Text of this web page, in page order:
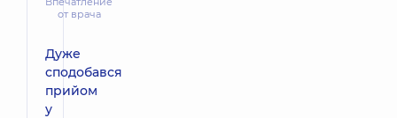
от врача
Дуже
сподобався
прийом
у